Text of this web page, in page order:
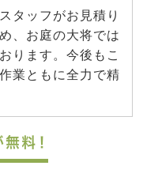
タッフがお見積り
、お庭の大将では
ります。今後もこ
業ともに全力で精
料！